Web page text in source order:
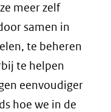
meer zelf
samen in
te beheren
te helpen
eenvoudiger
hoe we in de